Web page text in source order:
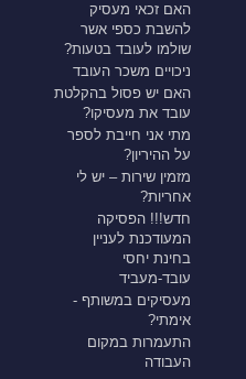
האם זכאי מעסיק
להשבת כספי אשר
שולמו לעובד בטעות?
ניכויים משכר העובד
האם יש פסול בהקלטת
עובד את מעסיקו?
מתי אני חייבת לספר
על ההיריון?
מזמין שירות – יש לי
אחריות?
חדש!!! הפסיקה
המעודכנת לעניין
בחינת יחסי
עובד-מעביד
מעסיקים במשותף -
אימתי?
התעמרות במקום
העבודה